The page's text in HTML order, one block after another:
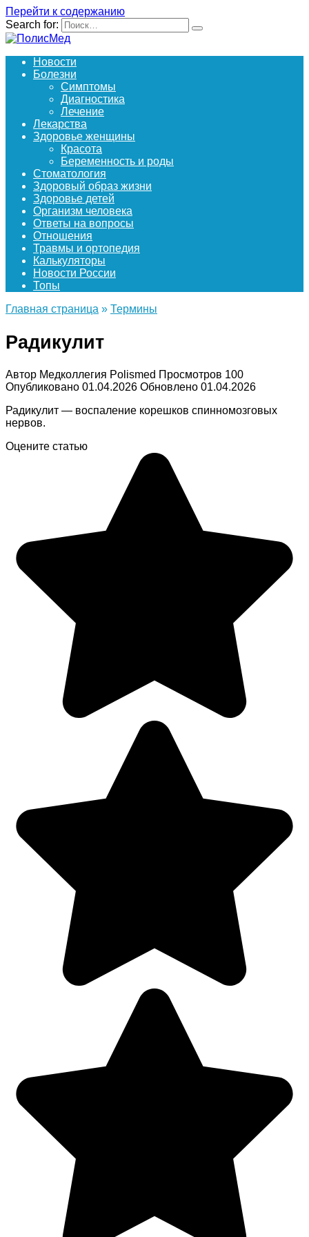
Перейти к содержанию
Search for:
Новости
Болезни
Симптомы
Диагностика
Лечение
Лекарства
Здоровье женщины
Красота
Беременность и роды
Стоматология
Здоровый образ жизни
Здоровье детей
Организм человека
Ответы на вопросы
Отношения
Травмы и ортопедия
Калькуляторы
Новости России
Топы
Главная страница » Термины
Радикулит
Автор Медколлегия Polismed Просмотров 100
Опубликовано 01.04.2026 Обновлено 01.04.2026
Радикулит — воспаление корешков спинномозговых
нервов.
Оцените статью